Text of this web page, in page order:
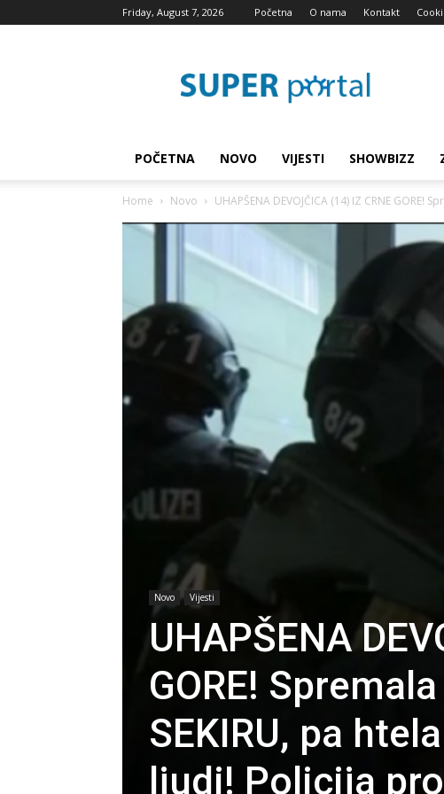
Friday, August 7, 2026 Početna O nama Kontakt
blog
POČETNA NOVO VIJESTI SHOWBIZZ
Home Novo UHAPŠENA DEVOJČICA (14) IZ CRNE GORE!
Novo Vijesti
UHAPŠENA
GORE!
SEKIRU, pa
ljudi! Policija